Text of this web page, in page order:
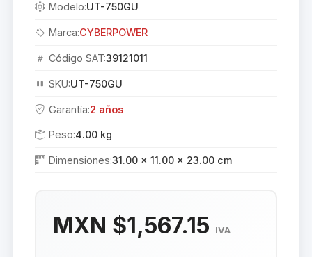
Modelo:UT-750GU
Marca:CYBERPOWER
Código SAT:39121011
SKU:UT-750GU
Garantía:2 años
Peso:4.00 kg
Dimensiones:31.00 × 11.00 × 23.00 cm
MXN $1,567.15 IVA